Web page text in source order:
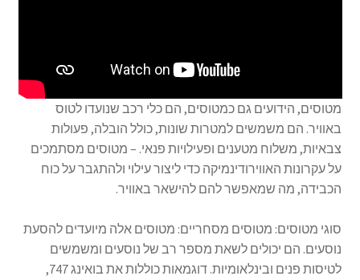
מטוסים, הידועים גם כמטוסים, הם כלי רכב שנועדו לטוס
באוויר. הם משמשים למטרות שונות, כולל הובלה, פעולות
צבאיות, משלוח מטענים ופעילויות פנאי. – מטוסים מסתמכים
על עקרונות האווירודינמיקה כדי ליצור עילוי ולהתגבר על כוח
הכבידה, מה שמאפשר להם להישאר באוויר.
סוגי מטוסים: מטוסים מסחריים: מטוסים אלה מיועדים להסעת
נוסעים. הם יכולים לשאת מספר רב של נוסעים ומשמשים
לטיסות פנים ובינלאומיות. דוגמאות כוללות את בואינג 747,